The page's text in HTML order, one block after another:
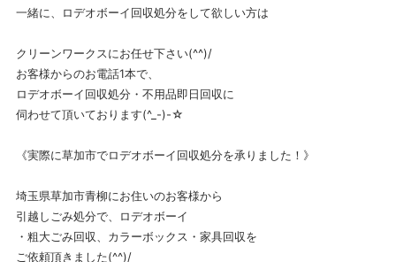
一緒に、ロデオボーイ回収処分をして欲しい方は
クリーンワークスにお任せ下さい(^^)/
お客様からのお電話1本で、
ロデオボーイ回収処分・不用品即日回収に
伺わせて頂いております(^_-)-☆
《実際に草加市でロデオボーイ回収処分を承りました！》
埼玉県草加市青柳にお住いのお客様から
引越しごみ処分で、ロデオボーイ
・粗大ごみ回収、カラーボックス・家具回収を
ご依頼頂きました(^^)/